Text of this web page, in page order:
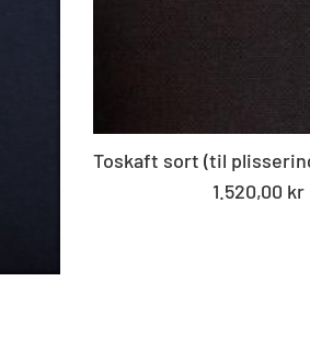
Toskaft sort (til
Standard
1.520,00 kr